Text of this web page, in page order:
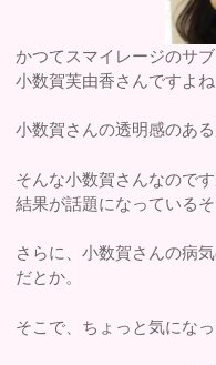
かつてスマイレージのサ
小数賀芙由香さんですよね
小数賀さんの透明感のあ
そんな小数賀さんなので
結果が話題になっているそ
さらに、小数賀さんの病
だとか。
そこで、ちょっと気にな